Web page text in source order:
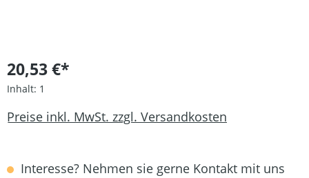
20,53 €*
Inhalt: 1
Preise inkl. MwSt. zzgl. Versandkosten
Interesse? Nehmen sie gerne Kontakt mit uns